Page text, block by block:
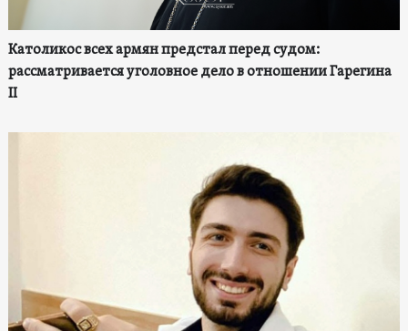
Католикос всех армян предстал перед судом:
рассматривается уголовное дело в отношении Гарегина
II